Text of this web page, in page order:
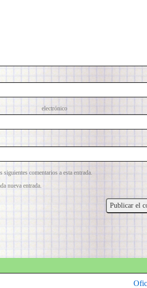
comentarios a esta entrada.
nueva entrada.